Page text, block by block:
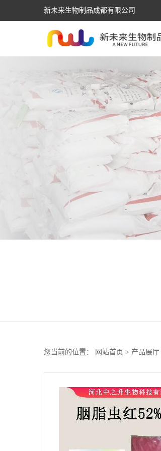
新未来生物制品成都有限公司
您当前的位置： 网站首页 > 产品展厅